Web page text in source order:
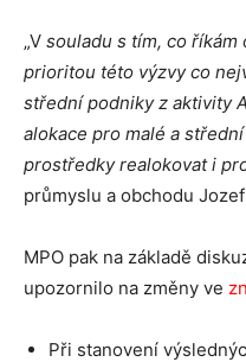
„V souladu s tím, co říkám
prioritou této výzvy co
střední podniky z aktivity
alokace pro malé a
prostředky realokovat i
průmyslu a obchodu
MPO pak na základě
upozornilo na změny ve
Při stanovení